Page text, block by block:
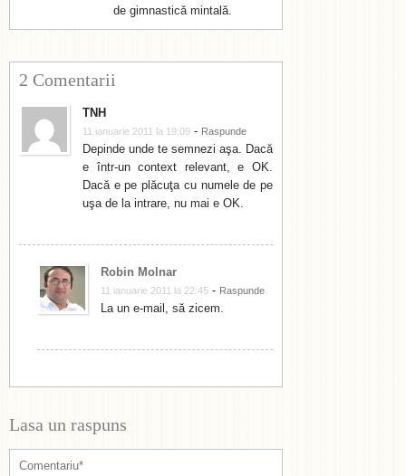
de gimnastică mintală.
2 Comentarii
TNH
11 ianuarie 2011 la 19:09 - Raspunde
Depinde unde te semnezi aşa. Dacă
e într-un context relevant, e OK.
Dacă e pe plăcuţa cu numele de pe
uşa de la intrare, nu mai e OK.
Robin Molnar
11 ianuarie 2011 la 22:45 - Raspunde
La un e-mail, să zicem.
Lasa un raspuns